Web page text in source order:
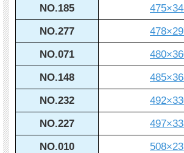
NO.185
NO.277
NO.071
NO.148
NO.232
NO.227
NO.010